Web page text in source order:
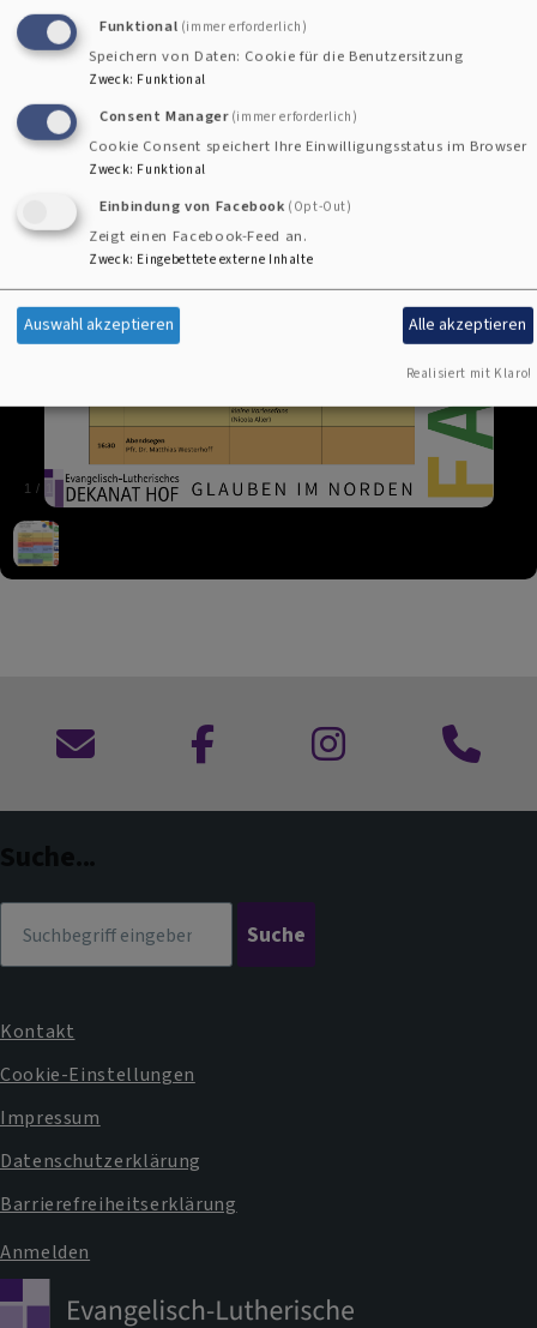
1 /
Kontaktformular
zu
zu
Anruf
Fußbereichsmenü
Kontakt
Cookie-Einstellungen
Impressum
Datenschutzerklärung
Barrierefreiheitserklärung
Benutzermenü
Anmelden
Funktional (immer erforderlich)
Speichern von Daten: Cookie für die Benutzersitzung
Zweck: Funktional
Consent Manager (immer erforderlich)
Cookie Consent speichert Ihre Einwilligungsstatus im Browser
Zweck: Funktional
Einbindung von Facebook (Opt-Out)
Zeigt einen Facebook-Feed an.
Zweck: Eingebettete externe Inhalte
Auswahl akzeptieren Alle akzeptieren
Realisiert mit Klaro!